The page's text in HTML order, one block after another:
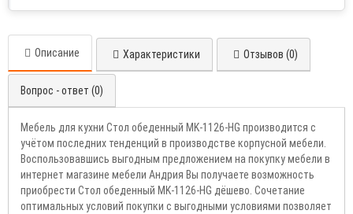
Описание Характеристики Отзывов (0)
Вопрос - ответ (0)
Мебель для кухни Стол обеденный MK-1126-HG производится с
учётом последних тенденций в производстве корпусной мебели.
Воспользовавшись выгодным предложением на покупку мебели в
интернет магазине мебели Андрия Вы получаете возможность
приобрести Стол обеденный MK-1126-HG дёшево. Сочетание
оптимальных условий покупки с выгодными условиями позволяет